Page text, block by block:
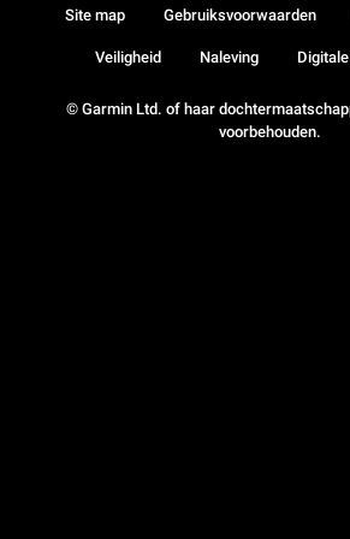
© Garmin Ltd. of haar
voorbehouden.
Site map Gebruiksvoorwaarden
Veiligheid Naleving